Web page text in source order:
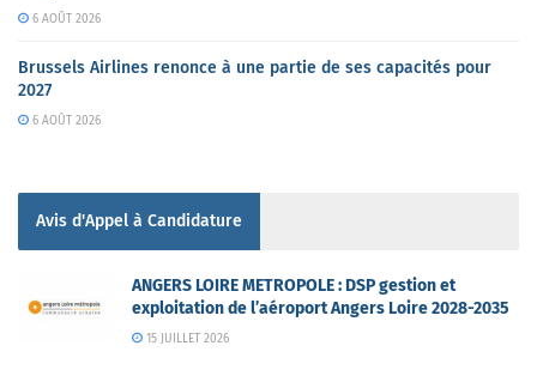
6 AOÛT 2026
Brussels Airlines renonce à une partie de ses capacités pour
2027
6 AOÛT 2026
Avis d'Appel à Candidature
ANGERS LOIRE METROPOLE : DSP gestion et
exploitation de l’aéroport Angers Loire 2028-2035
15 JUILLET 2026